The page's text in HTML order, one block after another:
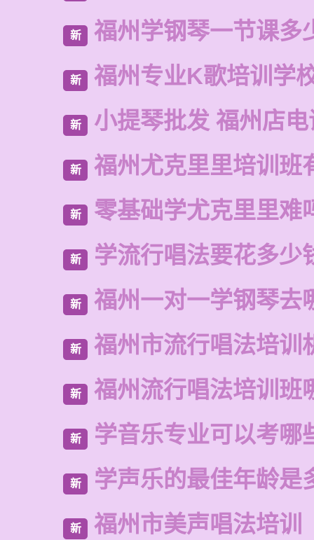
新 福州学钢琴一节课多
新 福州专业K歌培训学
新 小提琴批发 福州店
新 福州尤克里里培训班
新 零基础学尤克里里难
新 学流行唱法要花多少
新 福州一对一学钢琴去
新 福州市流行唱法培训
新 福州流行唱法培训班
新 学音乐专业可以考哪
新 学声乐的最佳年龄是
新 福州市美声唱法培训